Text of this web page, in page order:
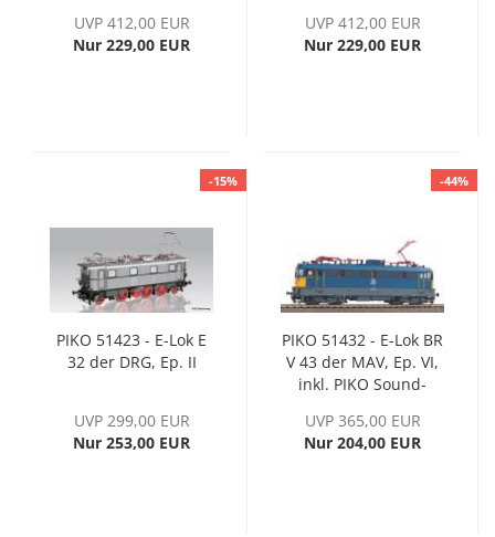
Sound-Decoder
UVP 412,00 EUR
Nur 229,00 EUR
Ep. II, inkl. PIKO
Sound-Decoder
UVP 412,00 EUR
Nur 229,00 EUR
-15%
PIKO 51423 - E-Lok E
32 der DRG, Ep. II
UVP 299,00 EUR
Nur 253,00 EUR
-44%
PIKO 51432 - E-Lok BR
V 43 der MAV, Ep. VI,
inkl. PIKO Sound-
UVP 365,00 EUR
Nur 204,00 EUR